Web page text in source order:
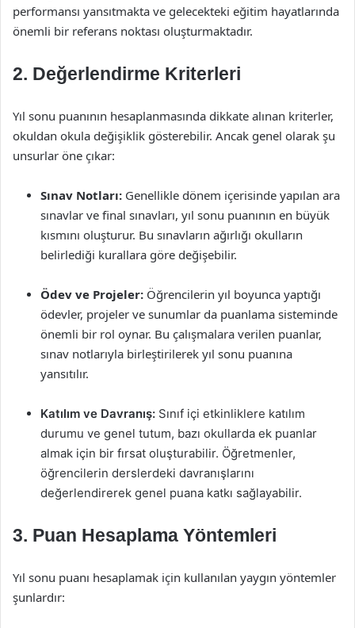
performansı yansıtmakta ve gelecekteki eğitim hayatlarında
önemli bir referans noktası oluşturmaktadır.
2. Değerlendirme Kriterleri
Yıl sonu puanının hesaplanmasında dikkate alınan kriterler,
okuldan okula değişiklik gösterebilir. Ancak genel olarak şu
unsurlar öne çıkar:
Sınav Notları: Genellikle dönem içerisinde yapılan ara
sınavlar ve final sınavları, yıl sonu puanının en büyük
kısmını oluşturur. Bu sınavların ağırlığı okulların
belirlediği kurallara göre değişebilir.
Ödev ve Projeler: Öğrencilerin yıl boyunca yaptığı
ödevler, projeler ve sunumlar da puanlama sisteminde
önemli bir rol oynar. Bu çalışmalara verilen puanlar,
sınav notlarıyla birleştirilerek yıl sonu puanına
yansıtılır.
Katılım ve Davranış: Sınıf içi etkinliklere katılım
durumu ve genel tutum, bazı okullarda ek puanlar
almak için bir fırsat oluşturabilir. Öğretmenler,
öğrencilerin derslerdeki davranışlarını
değerlendirerek genel puana katkı sağlayabilir.
3. Puan Hesaplama Yöntemleri
Yıl sonu puanı hesaplamak için kullanılan yaygın yöntemler
şunlardır: